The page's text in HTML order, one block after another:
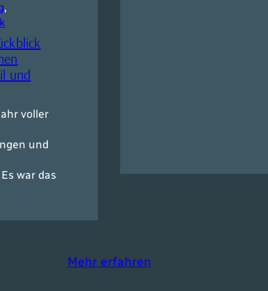
und
voller
und
war das
Mehr erfahren